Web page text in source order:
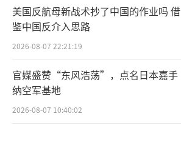
美国反航母新战术抄了中国的作业吗 借
鉴中国反介入思路
2026-08-07 22:21:19
官媒盛赞“东风浩荡”，点名日本嘉手
纳空军基地
2026-08-07 10:40:02